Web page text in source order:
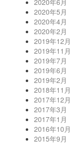
2020年6月
2020年5月
2020年4月
2020年2月
2019年12月
2019年11月
2019年7月
2019年6月
2019年2月
2018年11月
2017年12月
2017年3月
2017年1月
2016年10月
2015年9月